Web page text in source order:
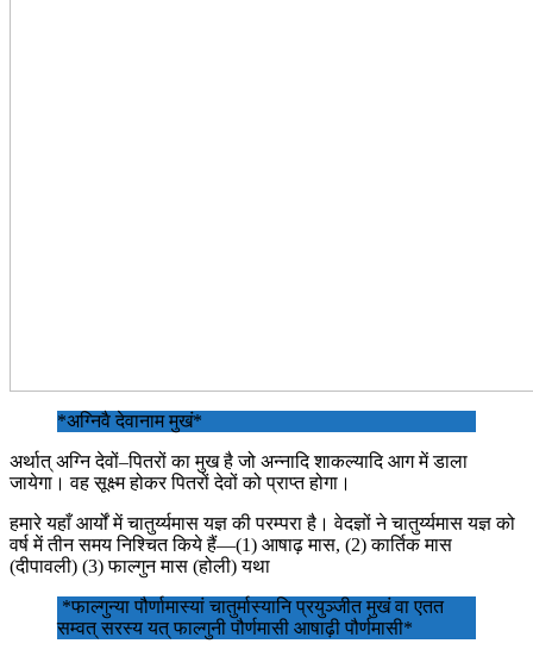
*अग्निवै देवानाम मुखं*
अर्थात् अग्नि देवों–पितरों का मुख है जो अन्नादि शाकल्यादि आग में डाला
जायेगा। वह सूक्ष्म होकर पितरों देवों को प्राप्त होगा।
हमारे यहाँ आर्यों में चातुर्य्यमास यज्ञ की परम्परा है। वेदज्ञों ने चातुर्य्यमास यज्ञ को
वर्ष में तीन समय निश्चित किये हैं―(1) आषाढ़ मास, (2) कार्तिक मास
(दीपावली) (3) फाल्गुन मास (होली) यथा
*फाल्गुन्या पौर्णामास्यां चातुर्मास्यानि प्रयुञ्जीत मुखं वा एतत
सम्वत् सरस्य यत् फाल्गुनी पौर्णमासी आषाढ़ी पौर्णमासी*